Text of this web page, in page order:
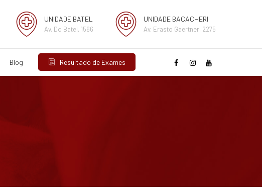
UNIDADE BATEL
Av. Do Batel, 1566
UNIDADE BACACHERI
Av. Erasto Gaertner, 2275
Blog Resultado de Exames